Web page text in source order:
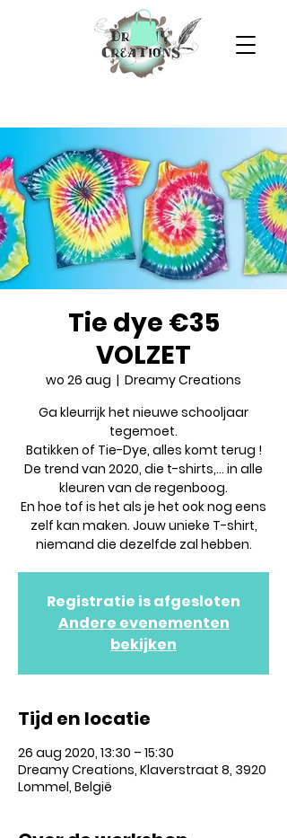
Tie dye €35
VOLZET
wo 26 aug
  |
Dreamy Creations
Ga kleurrijk het nieuwe schooljaar
tegemoet.
Batikken of Tie-Dye, alles komt terug !
De trend van 2020, die t-shirts,... in alle
kleuren van de regenboog.
En hoe tof is het als je het ook nog eens
zelf kan maken. Jouw unieke T-shirt,
niemand die dezelfde zal hebben.
Registratie is afgesloten
Andere evenementen
bekijken
Tijd en locatie
26 aug 2020, 13:30 – 15:30
Dreamy Creations, Klaverstraat 8, 3920
Lommel, België